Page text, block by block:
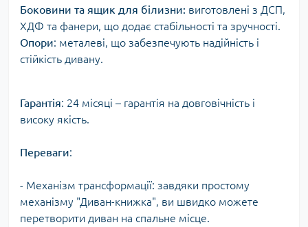
Боковини та ящик для білизни: виготовлені з ДСП,
ХДФ та фанери, що додає стабільності та зручності.
Опори: металеві, що забезпечують надійність і
стійкість дивану.
Гарантія: 24 місяці – гарантія на довговічність і
високу якість.
Переваги:
- Механізм трансформації: завдяки простому
механізму "Диван-книжка", ви швидко можете
перетворити диван на спальне місце.